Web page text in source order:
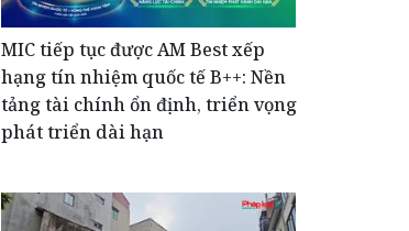
MIC tiếp tục được AM Best xếp
hạng tín nhiệm quốc tế B++: Nền
tảng tài chính ổn định, triển vọng
phát triển dài hạn